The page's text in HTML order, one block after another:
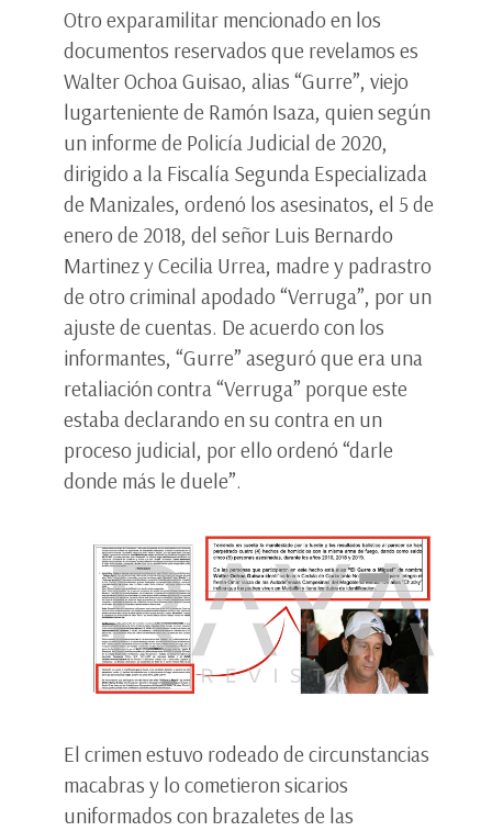
Otro exparamilitar mencionado en los
documentos reservados que revelamos es
Walter Ochoa Guisao, alias “Gurre”, viejo
lugarteniente de Ramón Isaza, quien según
un informe de Policía Judicial de 2020,
dirigido a la Fiscalía Segunda Especializada
de Manizales, ordenó los asesinatos, el 5 de
enero de 2018, del señor Luis Bernardo
Martinez y Cecilia Urrea, madre y padrastro
de otro criminal apodado “Verruga”, por un
ajuste de cuentas. De acuerdo con los
informantes, “Gurre” aseguró que era una
retaliación contra “Verruga” porque este
estaba declarando en su contra en un
proceso judicial, por ello ordenó “darle
donde más le duele”.
El crimen estuvo rodeado de circunstancias
macabras y lo cometieron sicarios
uniformados con brazaletes de las